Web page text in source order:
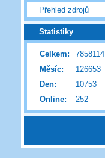
Přehled zdrojů
Statistiky
Online: 252
Celkem:
7858114
Měsíc:
126653
Den:
10753